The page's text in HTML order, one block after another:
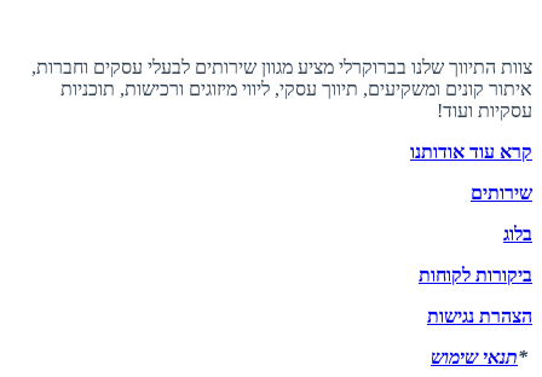
צוות התיווך שלנו בברוקרלי מציע מגוון שירותים לבעלי עסקים וחברות,
איתור קונים ומשקיעים, תיווך עסקי, ליווי מיזוגים ורכישות, תוכניות
עסקיות ועוד!
קרא עוד אודותנו
שירותים
בלוג
ביקורות לקוחות
הצהרת נגישות
*תנאי שימוש